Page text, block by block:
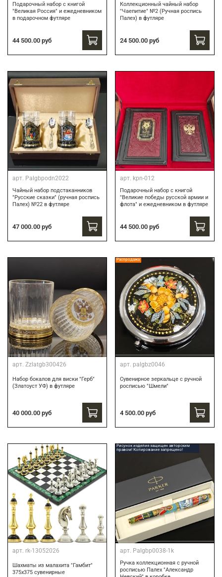
Подарочный набор с книгой
"Великая Россия" и ежедневником
в подарочном футляре
44 500.00 руб
Коллекционный чайный набор
"Чаепитие" №2 (Ручная роспись
Палех) в футляре
24 500.00 руб
арт. Palgbpodn2022
Чайный набор подстаканников
"Русские сказки" (ручная роспись
Палех) №22 в футляре
47 000.00 руб
арт. kpn-012
Подарочный набор c книгой
"Великие победы русской армии и
флота" и ежедневником в футляре
44 500.00 руб
арт. Zzlatgb300426
Набор бокалов для виски "Герб"
(Златоуст УФ) в футляре
40 000.00 руб
Распродажа
арт. palgbz0046
Сувенирное зеркальце с ручной
росписью "Шмели"
4 500.00 руб
арт. rk-13052026
Шахматы из малахита "Гамбит"
375х375 сувенирные
Рисунок изделия защищен авторским
правом! Копирование запрещено!
арт. Palgbp0038-1k
Ручка коллекционная с ручной
росписью Палех "Александр